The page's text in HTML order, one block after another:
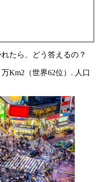
たら、どう答えるの？
Km2（世界62位）. 人口